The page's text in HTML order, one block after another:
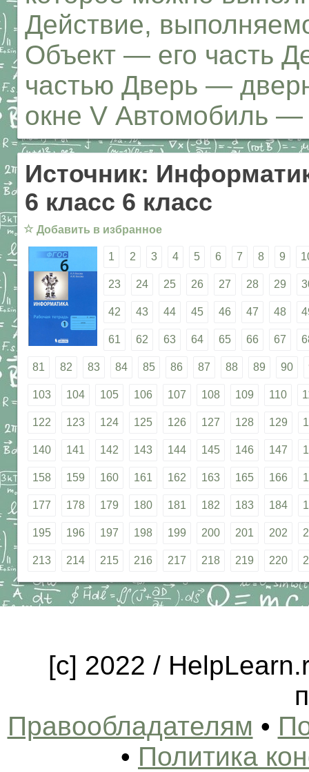
Действие,
Объект — его часть
частью Дверь —
окне V Автомобиль —
Источник:
6 класс 6 класс
☆ Добавить в избранное
1 2 3 4 5 6 7 8 9
23 24 25 26 27 28 29
42 43 44 45 46 47 48
61 62 63 64 65 66 67
81 82 83 84 85 86 87 88 89 90
103 104 105 106 107 108 109 110
122 123 124 125 126 127 128 129
140 141 142 143 144 145 146 147
158 159 160 161 162 163 165 166
177 178 179 180 181 182 183 184
195 196 197 198 199 200 201 202
213 214 215 216 217 218 219 220
[c] 2022 /
Правообладателям •
• Политика